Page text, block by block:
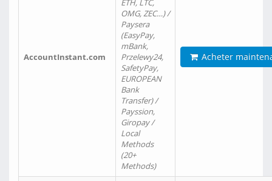
AccountInstant.com
ETH, LTC,
OMG, ZEC…) /
Paysera
(EasyPay,
mBank,
Przelewy24,
SafetyPay,
EUROPEAN
Bank
Transfer) /
Payssion,
Giropay /
Local
Methods
(20+
Methods)
Acheter